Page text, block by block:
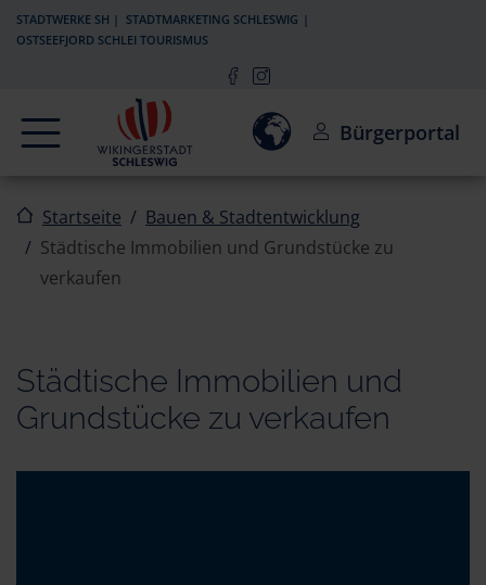
Zur Navigation springen
Zum Inhalt springen
STADTWERKE SH
STADTMARKETING SCHLESWIG
OSTSEEFJORD SCHLEI TOURISMUS
Navigation Einwilligung zur Aktivierung
Bürgerportal
Startseite
Bauen & Stadtentwicklung
Städtische Immobilien und Grundstücke zu
verkaufen
Städtische Immobilien und
Grundstücke zu verkaufen